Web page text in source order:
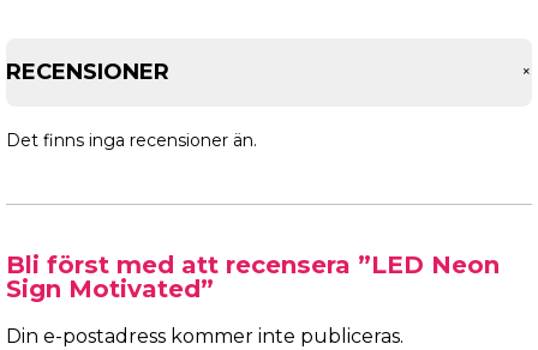
RECENSIONER +
Det finns inga recensioner än.
Bli först med att recensera ”LED Neon
Sign Motivated”
Din e-postadress kommer inte publiceras.